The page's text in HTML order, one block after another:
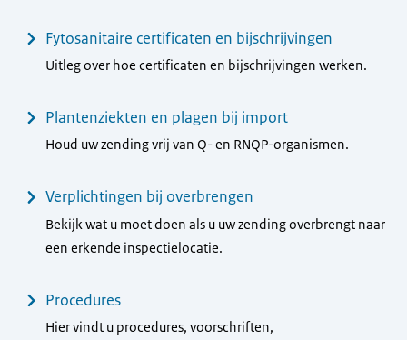
Fytosanitaire certificaten en bijschrijvingen
Uitleg over hoe certificaten en bijschrijvingen werken.
Plantenziekten en plagen bij import
Houd uw zending vrij van Q- en RNQP-organismen.
Verplichtingen bij overbrengen
Bekijk wat u moet doen als u uw zending overbrengt naar
een erkende inspectielocatie.
Procedures
Hier vindt u procedures, voorschriften,